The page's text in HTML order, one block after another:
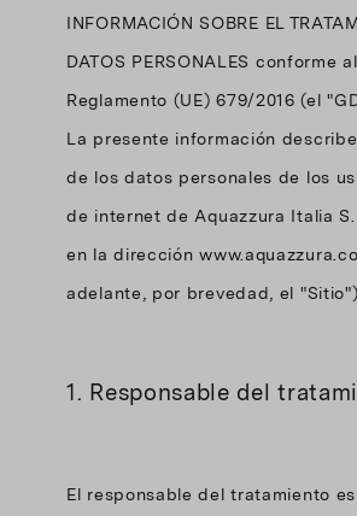
INFORMACIÓN SOBRE EL
DATOS PERSONALES conforme
Reglamento (UE) 679/2016 (el
La presente información
de los datos personales de los
de internet de Aquazzura Italia
en la dirección
adelante, por brevedad, el "Sitio").
1. Responsable del
El responsable del tratamiento